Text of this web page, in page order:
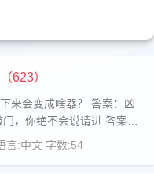
623）
来会变成啥器？ 答案：凶
言:中文 字数:54